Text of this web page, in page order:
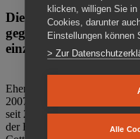
Die Gedenkstätte
gegen das Vergessen.
einzigartig.
Ehemalige politische
2007 den Verein
seit 2011 Eigentümer des
der Bautzener Straße und
klicken, willigen Sie in
Cookies, darunter
Einstellungen können
> Zur
Alle